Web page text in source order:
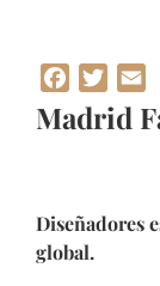
Facebook
Twitter
Madrid
Diseñadores
global.